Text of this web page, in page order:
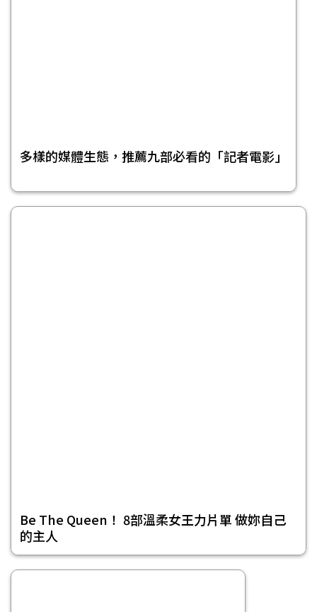
多樣的媒體生態，推薦九部必看的「記者電影」
Be The Queen！ 8部溫柔女王力片單 做妳自己
的主人